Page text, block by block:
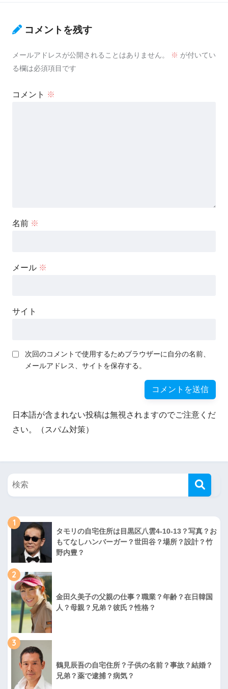
コメントを残す
メールアドレスが公開されることはありません。 ※ が付いてい
る欄は必須項目です
コメント ※
名前 ※
メール ※
サイト
次回のコメントで使用するためブラウザーに自分の名前、
メールアドレス、サイトを保存する。
日本語が含まれない投稿は無視されますのでご注意くだ
さい。（スパム対策）
1
タモリの自宅住所は目黒区八雲4-10-13？写真？お
もてなしハンバーガー？世田谷？場所？設計？竹
野内豊？
2
金田久美子の父親の仕事？職業？年齢？在日韓国
人？母親？兄弟？彼氏？性格？
3
鶴見辰吾の自宅住所？子供の名前？事故？結婚？
兄弟？薬で逮捕？病気？